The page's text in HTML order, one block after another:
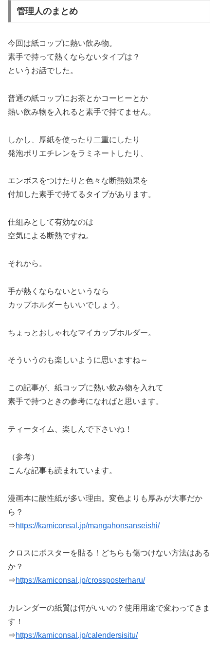
管理人のまとめ
今回は紙コップに熱い飲み物。
素手で持って熱くならないタイプは？
というお話でした。
普通の紙コップにお茶とかコーヒーとか
熱い飲み物を入れると素手で持てません。
しかし、厚紙を使ったり二重にしたり
発泡ポリエチレンをラミネートしたり、
エンボスをつけたりと色々な断熱効果を
付加した素手で持てるタイプがあります。
仕組みとして有効なのは
空気による断熱ですね。
それから。
手が熱くならないというなら
カップホルダーもいいでしょう。
ちょっとおしゃれなマイカップホルダー。
そういうのも楽しいように思いますね～
この記事が、紙コップに熱い飲み物を入れて
素手で持つときの参考になればと思います。
ティータイム、楽しんで下さいね！
（参考）
こんな記事も読まれています。
漫画本に酸性紙が多い理由。変色よりも厚みが大事だか
ら？
⇒https://kamiconsal.jp/mangahonsanseishi/
クロスにポスターを貼る！どちらも傷つけない方法はある
か？
⇒https://kamiconsal.jp/crossposterharu/
カレンダーの紙質は何がいいの？使用用途で変わってきま
す！
⇒https://kamiconsal.jp/calendersisitu/